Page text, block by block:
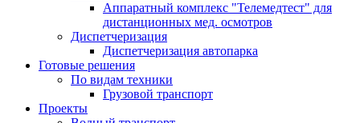
Аппаратный комплекс "Телемедтест" для
дистанционных мед. осмотров
Диспетчеризация
Диспетчеризация автопарка
Готовые решения
По видам техники
Грузовой транспорт
Проекты